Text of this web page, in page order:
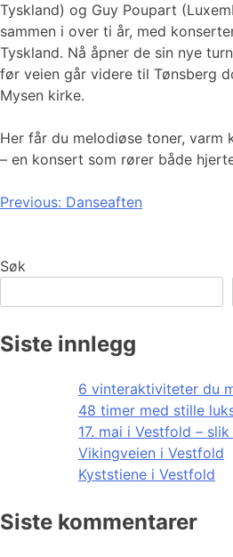
Tyskland) og Guy Poupart
sammen i over ti år, med
Tyskland. Nå åpner de sin nye
før veien går videre til Tønsberg
Mysen kirke.
Her får du melodiøse toner, varm
– en konsert som rører både
Innleggsnavigasjon
Previous: Danseaften
Søk
Siste innlegg
6 vinteraktiviteter du
48 timer med stille
17. mai i Vestfold –
Vikingveien i Vestfold
Kyststiene i Vestfold
Siste kommentarer